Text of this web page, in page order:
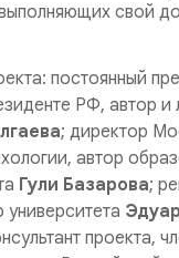
свой
постоянный
РФ, автор и
; директор
автор
Гули Базарова;
университета
проекта,